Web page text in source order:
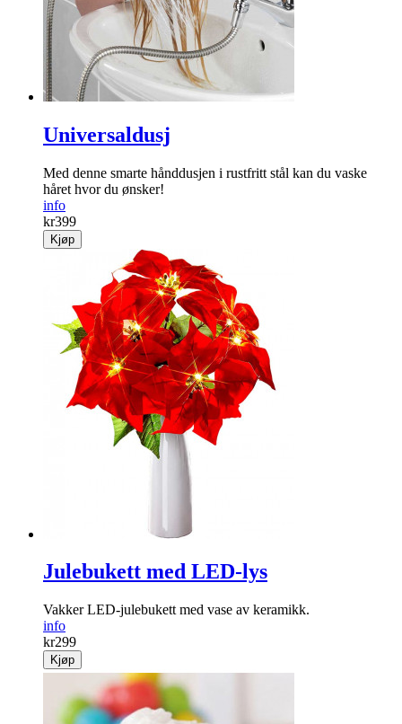
Universaldusj
Med denne smarte hånddusjen i rustfritt stål kan du vaske
håret hvor du ønsker!
info
kr399
Kjøp
Julebukett med LED-lys
Vakker LED-jule­bukett med vase av keramikk.
info
kr299
Kjøp